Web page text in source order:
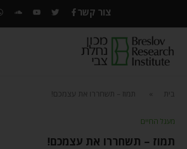
צור קשר
בית תמוז – תשחררו את עצמכם!
מעגל החיים
תמוז – תשחררו את עצמכם!